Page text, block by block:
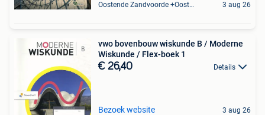
Oostende Zandvoorde +Oostende 3 aug 26
vwo bovenbouw wiskunde B / Moderne
Wiskunde / Flex-boek 1
€ 26,40 Details
Bezoek website 3 aug 26